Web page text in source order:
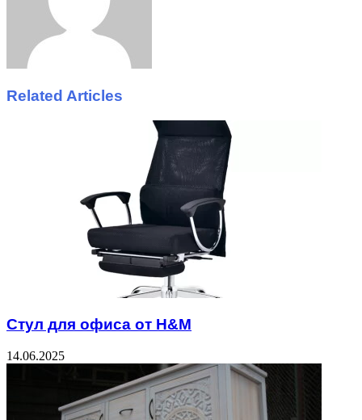
Related Articles
Стул для офиса от H&M
14.06.2025